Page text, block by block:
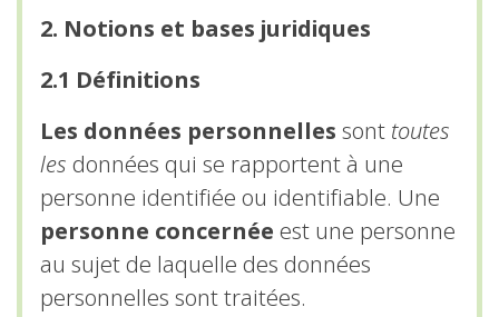
2. Notions et bases juridiques
2.1 Définitions
Les données personnelles sont toutes
les données qui se rapportent à une
personne identifiée ou identifiable. Une
personne concernée est une personne
au sujet de laquelle des données
personnelles sont traitées.
Experience
Afin que notre
site Web
fonctionne
aussi bien que
possible lors
Si vous
refusez ces
cookies,